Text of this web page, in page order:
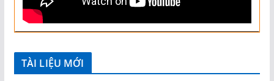
TÀI LIỆU MỚI